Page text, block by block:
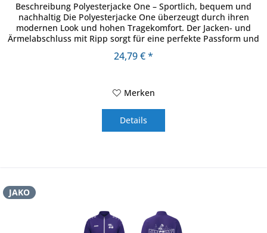
Beschreibung Polyesterjacke One – Sportlich, bequem und
nachhaltig Die Polyesterjacke One überzeugt durch ihren
modernen Look und hohen Tragekomfort. Der Jacken- und
Ärmelabschluss mit Ripp sorgt für eine perfekte Passform und
24,79 € *
Merken
Details
JAKO